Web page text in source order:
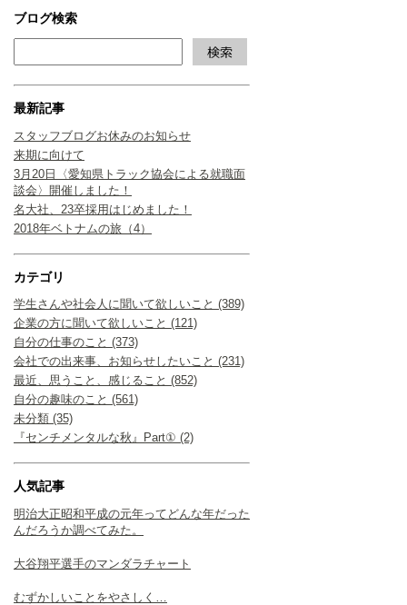
ブログ検索
最新記事
スタッフブログお休みのお知らせ
来期に向けて
3月20日〈愛知県トラック協会による就職面
談会〉開催しました！
名大社、23卒採用はじめました！
2018年ベトナムの旅（4）
カテゴリ
学生さんや社会人に聞いて欲しいこと (389)
企業の方に聞いて欲しいこと (121)
自分の仕事のこと (373)
会社での出来事、お知らせしたいこと (231)
最近、思うこと、感じること (852)
自分の趣味のこと (561)
未分類 (35)
『センチメンタルな秋』Part① (2)
人気記事
明治大正昭和平成の元年ってどんな年だった
んだろうか調べてみた。
大谷翔平選手のマンダラチャート
むずかしいことをやさしく…